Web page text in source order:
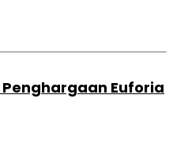
Euforia